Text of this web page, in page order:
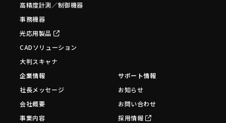
高精度計測／制御機器
事務機器
光応用製品
CADソリューション
大判スキャナ
企業情報
社長メッセージ
会社概要
事業内容
サポート情報
お知らせ
お問い合わせ
採用情報